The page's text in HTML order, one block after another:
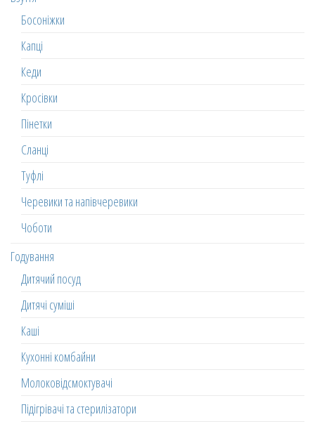
Босоніжки
Капці
Кеди
Кросівки
Пінетки
Сланці
Туфлі
Черевики та напівчеревики
Чоботи
Годування
Дитячий посуд
Дитячі суміші
Каші
Кухонні комбайни
Молоковідсмоктувачі
Підігрівачі та стерилізатори